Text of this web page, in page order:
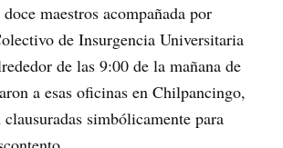
maestros acompañada por
de Insurgencia Universitaria
de las 9:00 de la mañana de
a esas oficinas en Chilpancingo,
simbólicamente para